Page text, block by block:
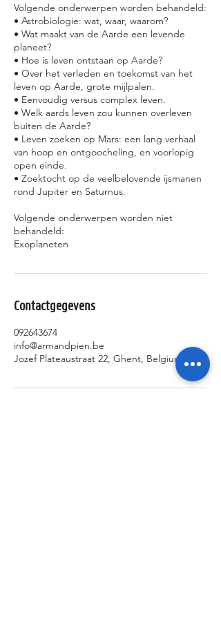
Volgende onderwerpen worden behandeld:
• Astrobiologie: wat, waar, waarom?
• Wat maakt van de Aarde een levende
planeet?
• Hoe is leven ontstaan op Aarde?
• Over het verleden en toekomst van het
leven op Aarde, grote mijlpalen.
• Eenvoudig versus complex leven.
• Welk aards leven zou kunnen overleven
buiten de Aarde?
• Leven zoeken op Mars: een lang verhaal
van hoop en ontgoocheling, en voorlopig
open einde.
• Zoektocht op de veelbelovende ijsmanen
rond Jupiter en Saturnus.
Volgende onderwerpen worden niet
behandeld:
Contactgegevens
092643674
info@armandpien.be
Jozef Plateaustraat 22, Ghent, Belgium